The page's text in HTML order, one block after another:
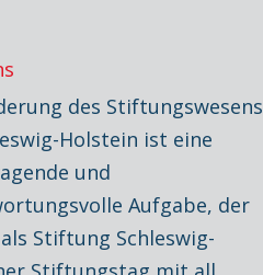
des Stiftungswesens
Holstein ist eine
und
Aufgabe, der
Stiftung Schleswig-